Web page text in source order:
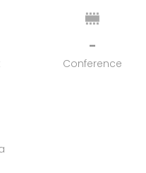
-
Conference